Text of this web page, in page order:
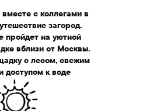
с коллегами в
загород.
пройдет на уютной
вблизи от Москвы.
с лесом, свежим
доступом к воде